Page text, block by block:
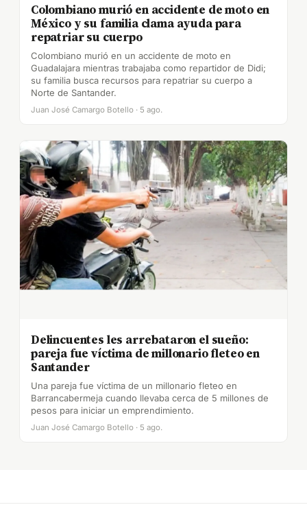
Colombiano murió en accidente de moto en
México y su familia clama ayuda para
repatriar su cuerpo
Colombiano murió en un accidente de moto en
Guadalajara mientras trabajaba como repartidor de Didi;
su familia busca recursos para repatriar su cuerpo a
Norte de Santander.
Juan José Camargo Botello · 5 ago.
Delincuentes les arrebataron el sueño:
pareja fue víctima de millonario fleteo en
Santander
Una pareja fue víctima de un millonario fleteo en
Barrancabermeja cuando llevaba cerca de 5 millones de
pesos para iniciar un emprendimiento.
Juan José Camargo Botello · 5 ago.